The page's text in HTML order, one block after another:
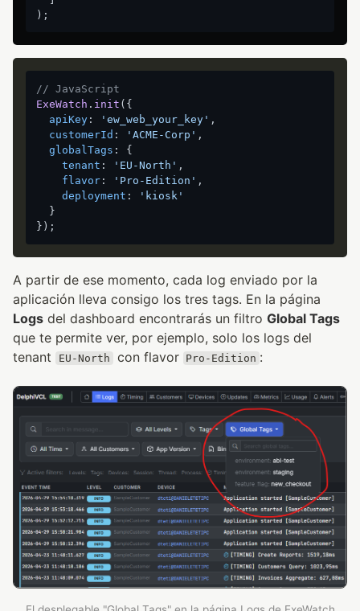
// JavaScript
ExeWatch . init ({
apiKey: 'ew_web_your_key' ,
customerId : 'ACME-Corp' ,
globalTags : {
tenant : 'EU-North' ,
flavor: 'Pro-Edition' ,
deployment :
'kiosk'
A partir de ese momento, cada log enviado por la
aplicación lleva consigo los tres tags. En la página
Logs del dashboard encontrarás un filtro Global Tags
que te permite ver, por ejemplo, solo los logs del
tenant
EU-North con flavor Pro-Edition :